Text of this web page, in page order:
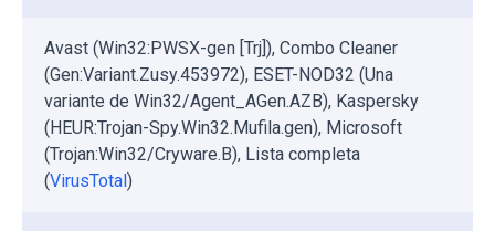
Avast (Win32:PWSX-gen [Trj]), Combo Cleaner
(Gen:Variant.Zusy.453972), ESET-NOD32 (Una
variante de Win32/Agent_AGen.AZB), Kaspersky
(HEUR:Trojan-Spy.Win32.Mufila.gen), Microsoft
(Trojan:Win32/Cryware.B), Lista completa
(VirusTotal )